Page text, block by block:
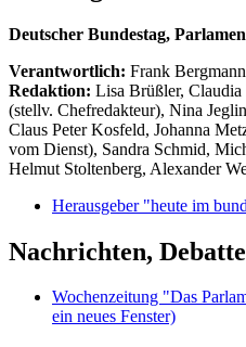
Deutscher Bundestag,
Verantwortlich: Frank
Redaktion: Lisa Brüßler,
(stellv. Chefredakteur), Nina
Claus Peter Kosfeld, Johanna
vom Dienst), Sandra Schmid,
Helmut Stoltenberg, Alexander
Herausgeber "heute im
Nachrichten,
Wochenzeitung "Das
ein neues Fenster)